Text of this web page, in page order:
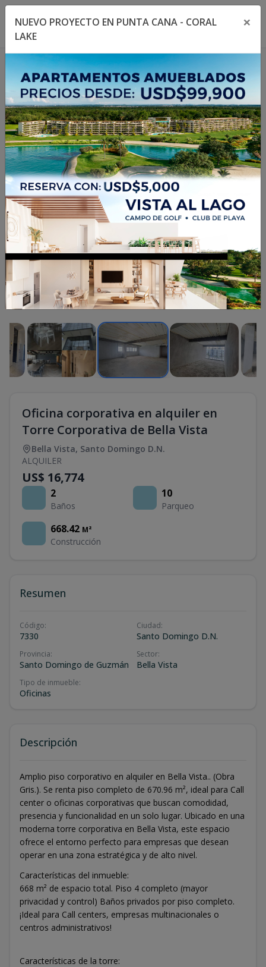
Toggle navigation menu
1/16
Oficina corporativa en alquiler en
Torre Corporativa de Bella Vista
Bella Vista, Santo Domingo D.N.
ALQUILER
US$ 16,774
2
Baños
10
Parqueo
668.42 M²
Construcción
Resumen
Código:
7330
Ciudad:
Santo Domingo D.N.
Provincia:
Santo Domingo de Guzmán
Sector:
Bella Vista
Tipo de inmueble:
Oficinas
Descripción
Amplio piso corporativo en alquiler en Bella Vista.. (Obra
Gris.). Se renta piso completo de 670.96 m², ideal para Call
center o oficinas corporativas que buscan comodidad,
presencia y funcionalidad en un solo lugar. Ubicado en una
moderna torre corporativa en Bella Vista, este espacio
ofrece el entorno perfecto para empresas que desean
operar en una zona estratégica y de alto nivel.
Características del inmueble:
668 m² de espacio total. Piso 4 completo (mayor
privacidad y control) Baños privados por piso completo.
¡Ideal para Call centers, empresas multinacionales o
centros administrativos!
Características de la torre:
NUEVO PROYECTO EN PUNTA CANA - CORAL
LAKE
×